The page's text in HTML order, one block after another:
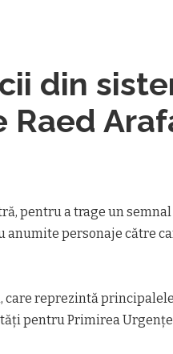
din
Raed
pentru a trage un
anumite personaje către
care reprezintă
pentru Primirea